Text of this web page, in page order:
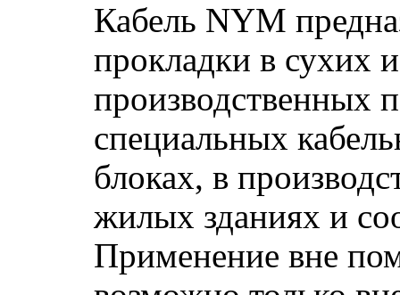
Кабель NYM
прокладки в сухих
производственных
специальных
блоках, в
жилых зданиях и
Применение вне